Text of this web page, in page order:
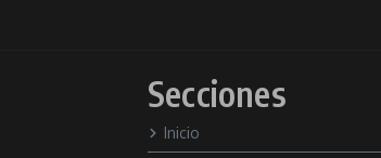
Secciones
Inicio